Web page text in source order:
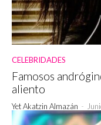
CELEBRIDADES
Famosos
aliento
Yet Akatzin Almazán -